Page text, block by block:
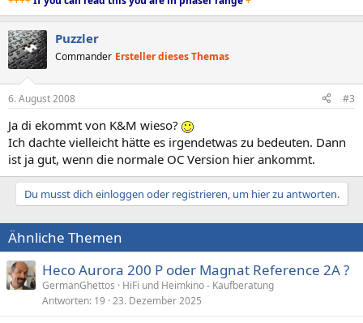
Puzzler
Commander Ersteller dieses Themas
6. August 2008 #3
Ja di ekommt von K&M wieso?
Ich dachte vielleicht hätte es irgendetwas zu bedeuten. Dann
ist ja gut, wenn die normale OC Version hier ankommt.
Du musst dich einloggen oder registrieren, um hier zu antworten.
Ähnliche Themen
Heco Aurora 200 P oder Magnat Reference 2A ?
GermanGhettos
HiFi und Heimkino - Kaufberatung
Antworten 19 23. Dezember 2025